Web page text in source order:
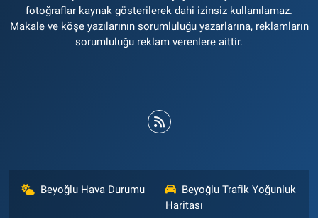
fotoğraflar kaynak gösterilerek dahi izinsiz kullanılamaz.
Makale ve köşe yazılarının sorumluluğu yazarlarına, reklamların
sorumluluğu reklam verenlere aittir.
Beyoğlu Hava Durumu
Beyoğlu Trafik Yoğunluk
Haritası